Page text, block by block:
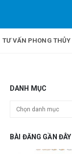
TƯ VẤN PHONG THỦY
DANH MỤC
Danh
BÀI ĐĂNG GẦN ĐÂY